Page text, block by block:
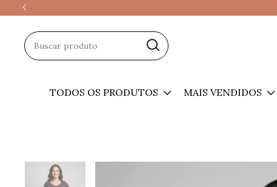
TODOS OS PRODUTOS MAIS VENDIDOS